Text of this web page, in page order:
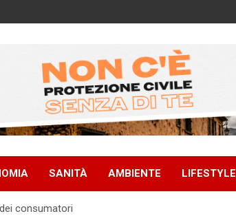
SANITÀ AMBIENTE LIFESTYLE
consumatori